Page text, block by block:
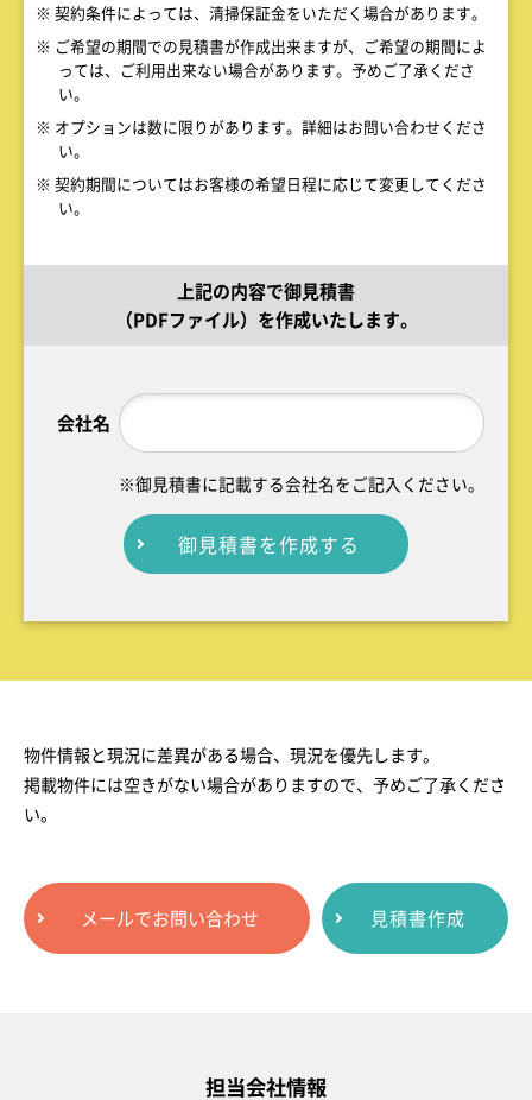
※ 契約条件によっては、清掃保証金をいただく場合があります。
※ ご希望の期間での見積書が作成出来ますが、ご希望の期間によ
っては、ご利用出来ない場合があります。予めご了承くださ
い。
※ オプションは数に限りがあります。詳細はお問い合わせくださ
い。
※ 契約期間についてはお客様の希望日程に応じて変更してくださ
い。
上記の内容で御見積書
（PDFファイル）を作成いたします。
会社名
※御見積書に記載する会社名をご記入ください。
御見積書を作成する
物件情報と現況に差異がある場合、現況を優先します。
掲載物件には空きがない場合がありますので、予めご了承くださ
い。
メールでお問い合わせ 見積書作成
担当会社情報